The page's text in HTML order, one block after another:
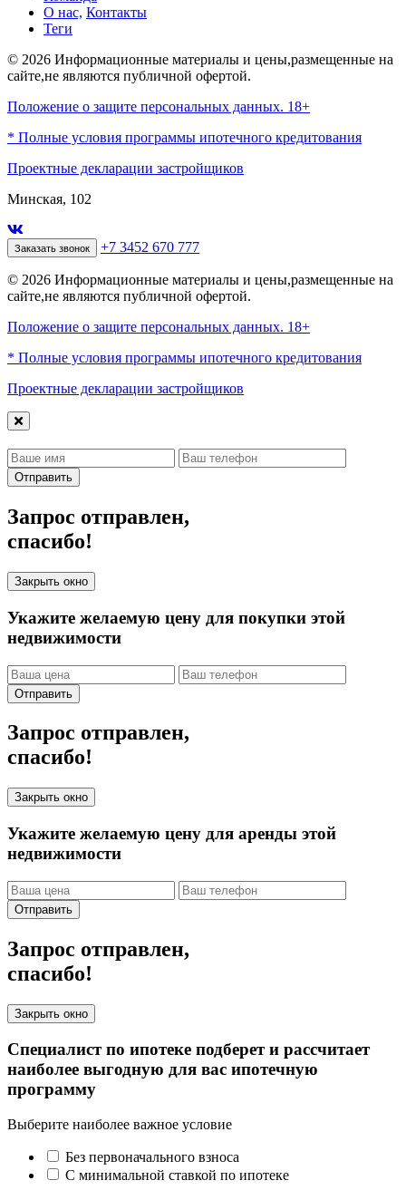
О нас, Контакты
Теги
© 2026 Информационные материалы и цены,размещенные на
сайте,не являются публичной офертой.
Положение о защите персональных данных. 18+
* Полные условия программы ипотечного кредитования
Проектные декларации застройщиков
Минская, 102
Заказать звонок +7 3452 670 777
© 2026 Информационные материалы и цены,размещенные на
сайте,не являются публичной офертой.
Положение о защите персональных данных. 18+
* Полные условия программы ипотечного кредитования
Проектные декларации застройщиков
Отправить
Запрос отправлен,
спасибо!
Закрыть окно
Укажите желаемую цену для покупки этой
недвижимости
Отправить
Запрос отправлен,
спасибо!
Закрыть окно
Укажите желаемую цену для аренды этой
недвижимости
Отправить
Запрос отправлен,
спасибо!
Закрыть окно
Специалист по ипотеке подберет и рассчитает
наиболее выгодную для вас ипотечную
программу
Выберите наиболее важное условие
Без первоначального взноса
С минимальной ставкой по ипотеке